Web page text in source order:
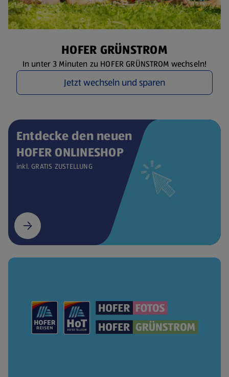
HOFER GRÜNSTROM
In unter 3 Minuten zu HOFER GRÜNSTROM wechseln!
Jetzt wechseln und sparen
Entdecke den neuen
HOFER ONLINESHOP
inkl. GRATIS ZUSTELLUNG
(öffnet in einem neuen Tab)